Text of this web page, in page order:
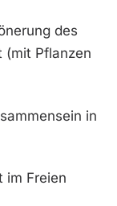
des
(mit Pflanzen
in
im Freien